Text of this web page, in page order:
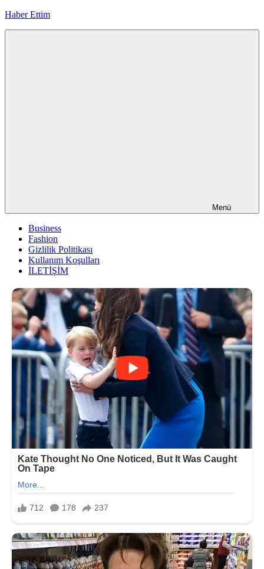
İçeriğe
Haber Ettim
Menü
Business
Fashion
Gizlilik Politikası
Kullanım Koşulları
İLETİŞİM